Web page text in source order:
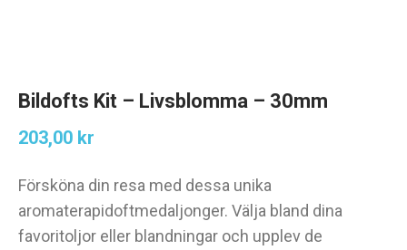
Bildofts Kit – Livsblomma – 30mm
203,00 kr
Försköna din resa med dessa unika
aromaterapidoftmedaljonger. Välja bland dina
favoritoljor eller blandningar och upplev de